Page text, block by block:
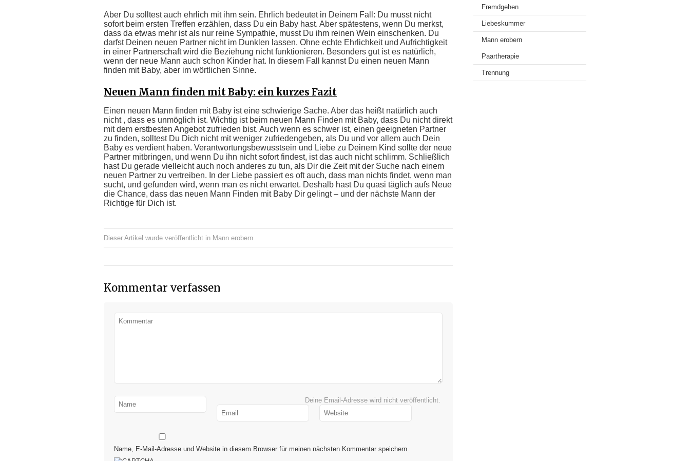
Aber Du solltest auch ehrlich mit ihm sein. Ehrlich bedeutet in Deinem Fall: Du musst nicht
sofort beim ersten Treffen erzählen, dass Du ein Baby hast. Aber spätestens, wenn Du merkst,
dass da etwas mehr ist als nur reine Sympathie, musst Du ihm reinen Wein einschenken. Du
darfst Deinen neuen Partner nicht im Dunklen lassen. Ohne echte Ehrlichkeit und Aufrichtigkeit
in einer Partnerschaft wird die Beziehung nicht funktionieren. Besonders gut ist es natürlich,
wenn der neue Mann auch schon Kinder hat. In diesem Fall kannst Du einen neuen Mann
finden mit Baby, aber im wörtlichen Sinne.
Neuen Mann finden mit Baby: ein kurzes Fazit
Einen neuen Mann finden mit Baby ist eine schwierige Sache. Aber das heißt natürlich auch
nicht , dass es unmöglich ist. Wichtig ist beim neuen Mann Finden mit Baby, dass Du nicht direkt
mit dem erstbesten Angebot zufrieden bist. Auch wenn es schwer ist, einen geeigneten Partner
zu finden, solltest Du Dich nicht mit weniger zufriedengeben, als Du und vor allem auch Dein
Baby es verdient haben. Verantwortungsbewusstsein und Liebe zu Deinem Kind sollte der neue
Partner mitbringen, und wenn Du ihn nicht sofort findest, ist das auch nicht schlimm. Schließlich
hast Du gerade vielleicht auch noch anderes zu tun, als Dir die Zeit mit der Suche nach einem
neuen Partner zu vertreiben. In der Liebe passiert es oft auch, dass man nichts findet, wenn man
sucht, und gefunden wird, wenn man es nicht erwartet. Deshalb hast Du quasi täglich aufs Neue
die Chance, dass das neuen Mann Finden mit Baby Dir gelingt – und der nächste Mann der
Richtige für Dich ist.
Dieser Artikel wurde veröffentlicht in Mann erobern.
Kommentar verfassen
Deine Email-Adresse wird nicht veröffentlicht.
Name, E-Mail-Adresse und Website in diesem Browser für meinen nächsten Kommentar speichern.
Fremdgehen
Liebeskummer
Mann erobern
Paartherapie
Trennung